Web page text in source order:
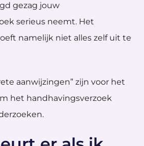
gezag jouw
serieus neemt. Het
namelijk niet alles zelf uit te
aanwijzingen” zijn voor het
het handhavingsverzoek